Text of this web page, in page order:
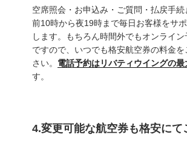
空席照会・お申込み・ご質問・払戻手続
前10時から夜19時まで毎日お客様をサ
します。もちろん時間外でもオンライ
ですので、いつでも格安航空券の料金を
さい。 電話予約はリバティウイングの最
す。
4.変更可能な航空券も格安にて